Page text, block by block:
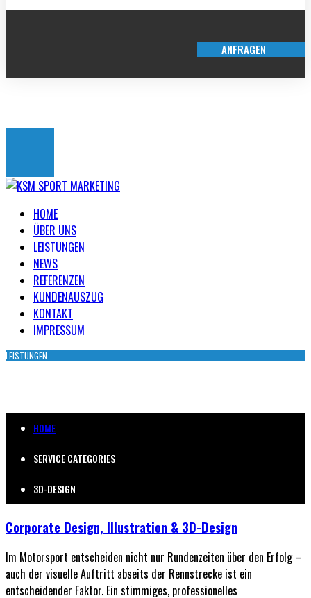
ANFRAGEN
HOME
ÜBER UNS
LEISTUNGEN
NEWS
REFERENZEN
KUNDENAUSZUG
KONTAKT
IMPRESSUM
LEISTUNGEN
HOME
SERVICE CATEGORIES
3D-DESIGN
Corporate Design, Illustration & 3D-Design
Im Motorsport entscheiden nicht nur Rundenzeiten über den Erfolg –
auch der visuelle Auftritt abseits der Rennstrecke ist ein
entscheidender Faktor. Ein stimmiges, professionelles